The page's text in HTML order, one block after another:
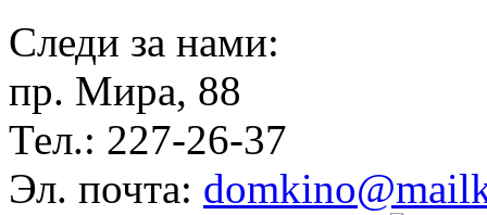
Следи за нами:
пр. Мира, 88
Тел.: 227-26-37
Эл. почта: